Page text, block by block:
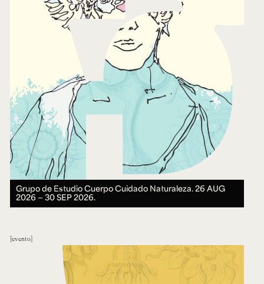
Grupo de Estudio Cuerpo Cuidado Naturaleza.26 AUG
2026 ― 30 SEP 2026.
evento